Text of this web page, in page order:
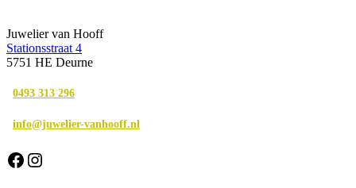
Juwelier van Hooff
Stationsstraat 4
5751 HE Deurne
0493 313 296
info@juwelier-vanhooff.nl
Facebook
Instagram